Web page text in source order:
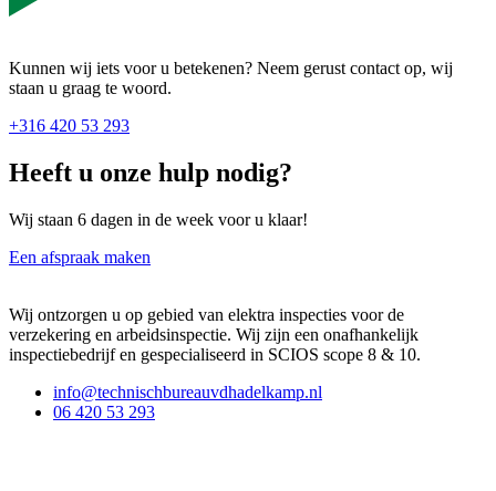
Kunnen wij iets voor u betekenen? Neem gerust contact op, wij
staan u graag te woord.
+316 420 53 293
Heeft u onze hulp nodig?
Wij staan 6 dagen in de week voor u klaar!
Een afspraak maken
Wij ontzorgen u op gebied van elektra inspecties voor de
verzekering en arbeidsinspectie. Wij zijn een onafhankelijk
inspectiebedrijf en gespecialiseerd in SCIOS scope 8 & 10.
info@technischbureauvdhadelkamp.nl
06 420 53 293